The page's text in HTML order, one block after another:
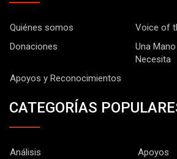
Quiénes somos
Voice of
Donaciones
Una
Necesita
Apoyos y Reconocimientos
CATEGORÍAS
Análisis
Apoyos